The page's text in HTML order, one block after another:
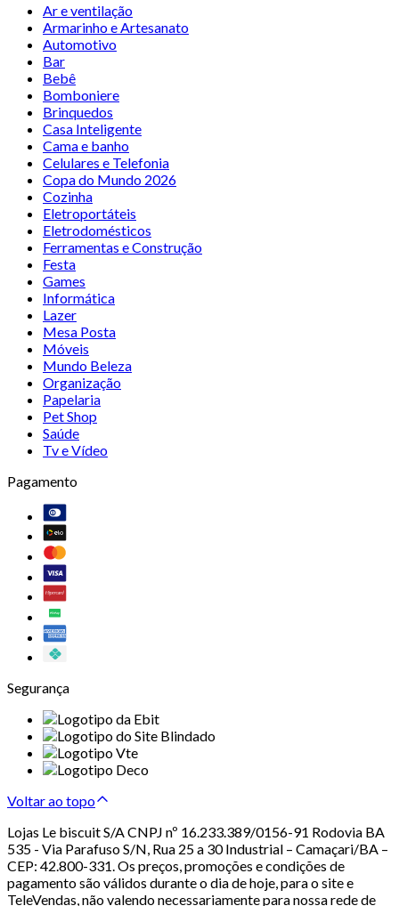
Ar e ventilação
Armarinho e Artesanato
Automotivo
Bar
Bebê
Bomboniere
Brinquedos
Casa Inteligente
Cama e banho
Celulares e Telefonia
Copa do Mundo 2026
Cozinha
Eletroportáteis
Eletrodomésticos
Ferramentas e Construção
Festa
Games
Informática
Lazer
Mesa Posta
Móveis
Mundo Beleza
Organização
Papelaria
Pet Shop
Saúde
Tv e Vídeo
Pagamento
Segurança
Voltar ao topo
Lojas Le biscuit S/A CNPJ nº 16.233.389/0156-91 Rodovia BA
535 - Via Parafuso S/N, Rua 25 a 30 Industrial – Camaçari/BA –
CEP: 42.800-331. Os preços, promoções e condições de
pagamento são válidos durante o dia de hoje, para o site e
TeleVendas, não valendo necessariamente para nossa rede de